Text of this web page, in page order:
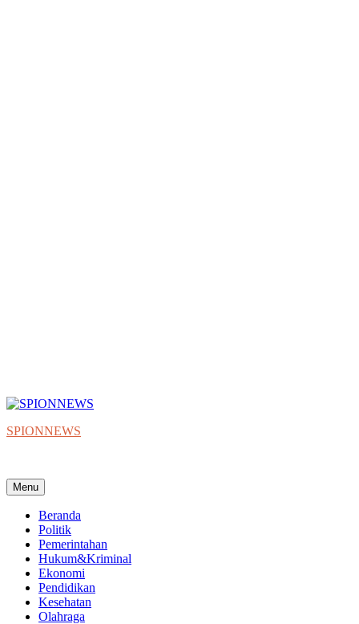
SPIONNEWS
Menu
Beranda
Politik
Pemerintahan
Hukum&Kriminal
Ekonomi
Pendidikan
Kesehatan
Olahraga